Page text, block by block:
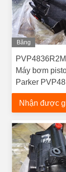
Băng
Máy bơm
Parker
Hydraulic
Pump
Nhận được